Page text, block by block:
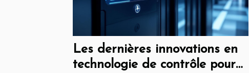
Les dernières innovations en
technologie de contrôle pour